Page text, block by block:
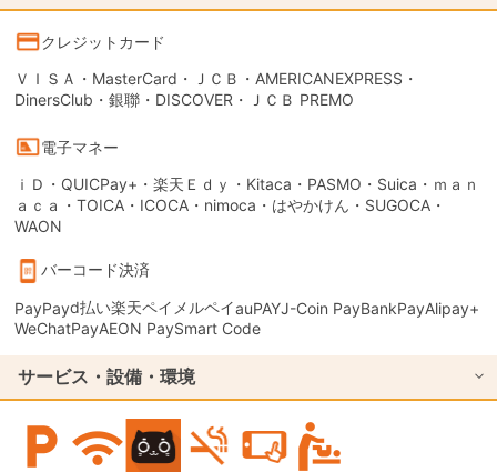
クレジットカード
ＶＩＳＡ・MasterCard・ＪＣＢ・AMERICANEXPRESS・
DinersClub・銀聯・DISCOVER・ＪＣＢ PREMO
電子マネー
ｉＤ・QUICPay+・楽天Ｅｄｙ・Kitaca・PASMO・Suica・ｍａｎ
ａｃａ・TOICA・ICOCA・nimoca・はやかけん・SUGOCA・
WAON
バーコード決済
PayPayd払い楽天ペイ メルペイauPAYJ-Coin PayBankPayAlipay+
WeChatPayAEON PaySmart Code
サービス・設備・環境